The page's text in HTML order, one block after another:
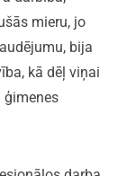
mieru, jo
bija
kā dēļ viņai
ģimenes